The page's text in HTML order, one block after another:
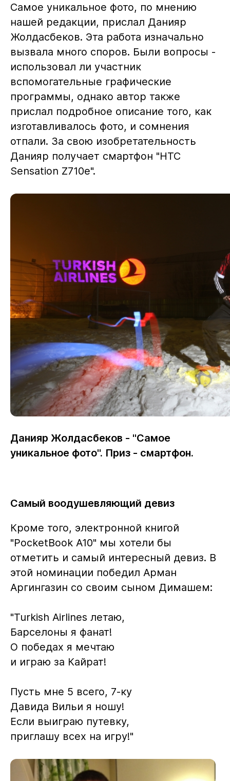
Самое уникальное фото, по мнению
нашей редакции, прислал Данияр
Жолдасбеков. Эта работа изначально
вызвала много споров. Были вопросы -
использовал ли участник
вспомогательные графические
программы, однако автор также
прислал подробное описание того, как
изготавливалось фото, и сомнения
отпали. За свою изобретательность
Данияр получает смартфон "HTC
Sensation Z710e".
Данияр Жолдасбеков - "Самое
уникальное фото". Приз - смартфон.
Самый воодушевляющий девиз
Кроме того, электронной книгой
"PocketBook A10" мы хотели бы
отметить и самый интересный девиз. В
этой номинации победил Арман
Аргингазин со своим сыном Димашем:
"Turkish Airlines летаю,
Барселоны я фанат!
О победах я мечтаю
и играю за Кайрат!
Пусть мне 5 всего, 7-ку
Давида Вильи я ношу!
Если выиграю путевку,
приглашу всех на игру!"